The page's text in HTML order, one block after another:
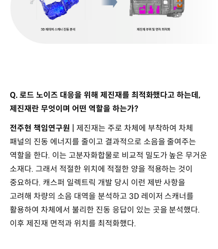
Q. 로드 노이즈 대응을 위해 제진재를 최적화했다고 하는데,
제진재란 무엇이며 어떤 역할을 하는가?
전주현 책임연구원 | 제진재는 주로 차체에 부착하여 차체
패널의 진동 에너지를 줄이고 결과적으로 소음을 줄여주는
역할을 한다. 이는 고분자화합물로 비교적 밀도가 높은 무거운
소재다. 그래서 적절한 위치에 적절한 양을 적용하는 것이
중요하다. 캐스퍼 일렉트릭 개발 당시 이런 제반 사항을
고려해 차량의 소음 대역을 분석하고 3D 레이저 스캐너를
활용하여 차체에서 불리한 진동 응답이 있는 곳을 분석했다.
이후 제진재 면적과 위치를 최적화했다.